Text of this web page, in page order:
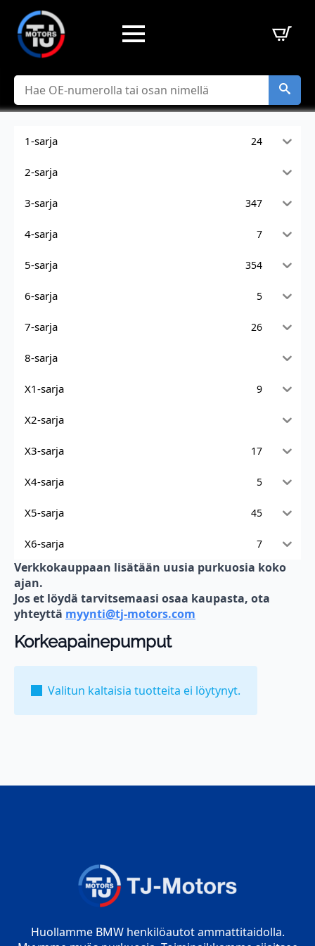
Hae
1-sarja 24
2-sarja
3-sarja 347
4-sarja 7
5-sarja 354
6-sarja 5
7-sarja 26
8-sarja
X1-sarja 9
X2-sarja
X3-sarja 17
X4-sarja 5
X5-sarja 45
X6-sarja 7
Verkkokauppaan lisätään uusia purkuosia koko
ajan.
Jos et löydä tarvitsemaasi osaa kaupasta, ota
yhteyttä myynti@tj-motors.com
Korkeapainepumput
Valitun kaltaisia tuotteita ei löytynyt.
Huollamme BMW henkilöautot ammattitaidolla.